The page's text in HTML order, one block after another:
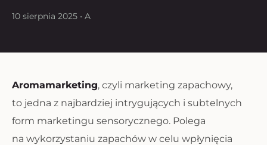
10 sierpnia 2025 • A
Aromamarketing, czyli marketing zapachowy,
to jedna z najbardziej intrygujących i subtelnych
form marketingu sensorycznego. Polega
na wykorzystaniu zapachów w celu wpłynięcia